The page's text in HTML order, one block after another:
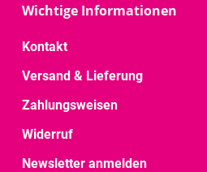
Wichtige Informationen
Kontakt
Versand & Lieferung
Zahlungsweisen
Widerruf
Newsletter anmelden